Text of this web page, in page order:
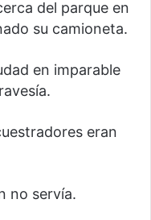
del parque en
su camioneta.
en imparable
eran
no servía.